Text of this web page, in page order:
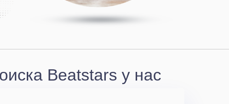
Beatstars у нас